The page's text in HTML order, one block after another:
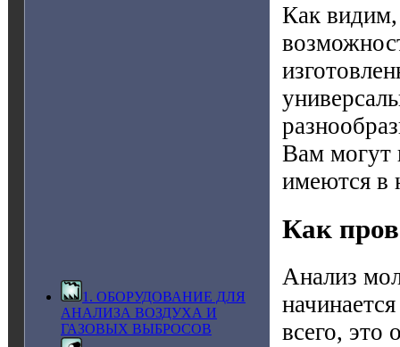
1. ОБОРУДОВАНИЕ ДЛЯ
АНАЛИЗА ВОЗДУХА И
ГАЗОВЫХ ВЫБРОСОВ
Как видим,
Вам могут
имеются в
Как
Анализ
всего, это